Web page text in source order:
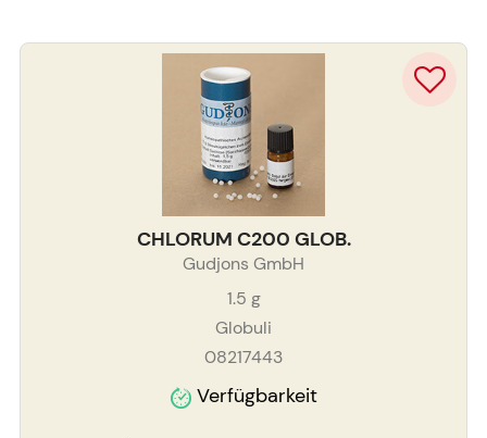
CHLORUM C200 GLOB.
Gudjons GmbH
1.5 g
Globuli
08217443
Verfügbarkeit